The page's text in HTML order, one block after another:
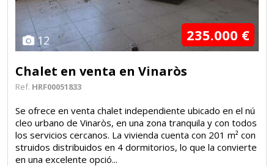
12 235.000 €
Chalet en venta en Vinaròs
Ref. HRF00051833
Se ofrece en venta chalet independiente ubicado en el nú
cleo urbano de Vinaròs, en una zona tranquila y con todos
los servicios cercanos. La vivienda cuenta con 201 m² con
struidos distribuidos en 4 dormitorios, lo que la convierte
en una excelente opció...